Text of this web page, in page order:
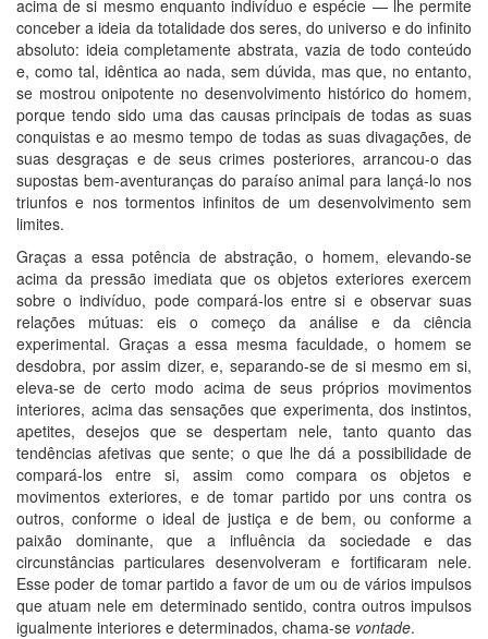
acima de si mesmo enquanto indivíduo e espécie — lhe permite
conceber a ideia da totalidade dos seres, do universo e do infinito
absoluto: ideia completamente abstrata, vazia de todo conteúdo
e, como tal, idêntica ao nada, sem dúvida, mas que, no entanto,
se mostrou onipotente no desenvolvimento histórico do homem,
porque tendo sido uma das causas principais de todas as suas
conquistas e ao mesmo tempo de todas as suas divagações, de
suas desgraças e de seus crimes posteriores, arrancou-o das
supostas bem-aventuranças do paraíso animal para lançá-lo nos
triunfos e nos tormentos infinitos de um desenvolvimento sem
limites.
Graças a essa potência de abstração, o homem, elevando-se
acima da pressão imediata que os objetos exteriores exercem
sobre o indivíduo, pode compará-los entre si e observar suas
relações mútuas: eis o começo da análise e da ciência
experimental. Graças a essa mesma faculdade, o homem se
desdobra, por assim dizer, e, separando-se de si mesmo em si,
eleva-se de certo modo acima de seus próprios movimentos
interiores, acima das sensações que experimenta, dos instintos,
apetites, desejos que se despertam nele, tanto quanto das
tendências afetivas que sente; o que lhe dá a possibilidade de
compará-los entre si, assim como compara os objetos e
movimentos exteriores, e de tomar partido por uns contra os
outros, conforme o ideal de justiça e de bem, ou conforme a
paixão dominante, que a influência da sociedade e das
circunstâncias particulares desenvolveram e fortificaram nele.
Esse poder de tomar partido a favor de um ou de vários impulsos
que atuam nele em determinado sentido, contra outros impulsos
igualmente interiores e determinados, chama-se vontade.